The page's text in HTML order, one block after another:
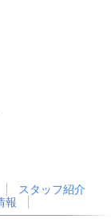
スタッフ紹介
報